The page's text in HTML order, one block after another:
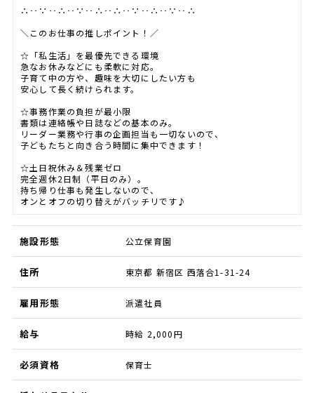
∴‥∵‥∴‥∵‥∴‥∴‥∵‥∴‥∵‥∴
＼このお仕事の推しポイント！／
☆「私生活」を最優先できる環境
急なお休みなどにも柔軟に対応。
子育て中の方や、趣味を大切にしたい方も
安心して長く続けられます。
☆事務作業の負担が最小限
書類は連絡帳や日誌などの基本のみ。
リーダー業務や行事の企画担当も一切ないので、
子どもたちと向き合う時間に集中できます！
☆土日祝休み＆残業ゼロ
完全週休2日制（平日のみ）。
持ち帰り仕事も発生しないので、
オンとオフの切り替えがバッチリです♪
施設形態 公立保育園
住所 東京都 新宿区 西落合1-31-24
雇用形態 派遣社員
給与 時給 2,000円
必須資格 保育士